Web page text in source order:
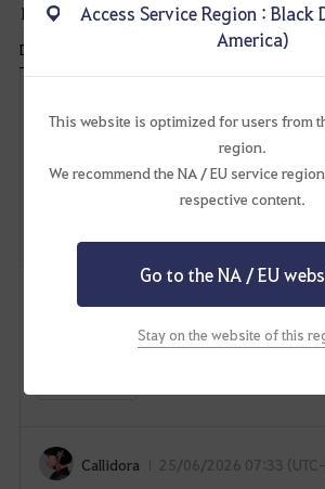
Access Service Region : Black
America)
This website is optimized for users from
region.
We recommend the NA / EU service
respective content.
Go to the NA / EU
Stay on the website of this
15 comentário(s)
Data de Criação
D
i
o
n
í
v
p
s
3)
hot time? coisa boaa
Callidora 25/06/2026 07:33